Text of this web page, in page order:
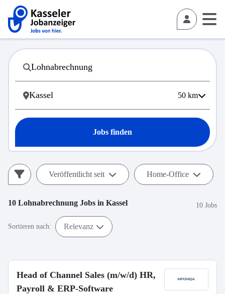
50 km
Jobs finden
Veröffentlicht seit Home-Office
10 Lohnabrechnung Jobs in Kassel 10 Jobs
Sortieren nach: Relevanz
Head of Channel Sales (m/w/d) HR,
Payroll & ERP-Software